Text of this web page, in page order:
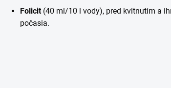
Folicit(40 ml/10 l vody), pred kvitnutím a
počasia.